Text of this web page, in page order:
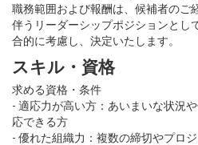
職務範囲および報酬は、候補者のご
伴うリーダーシップポジションとし
合的に考慮し、決定いたします。
スキル・資格
求める資格・条件
- 適応力が高い方：あいまいな状況
応できる方
- 優れた組織力：複数の締切やプロ